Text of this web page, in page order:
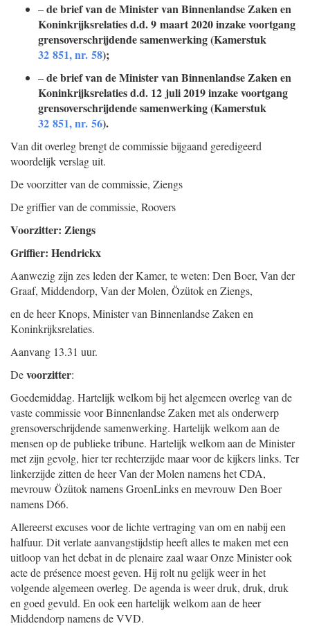
–de brief van de Minister van Binnenlandse Zaken en
Koninkrijksrelaties d.d. 9 maart 2020 inzake voortgang
grensoverschrijdende samenwerking (Kamerstuk
32 851, nr. 58);
–de brief van de Minister van Binnenlandse Zaken en
Koninkrijksrelaties d.d. 12 juli 2019 inzake voortgang
grensoverschrijdende samenwerking (Kamerstuk
32 851, nr. 56).
Van dit overleg brengt de commissie bijgaand geredigeerd
woordelijk verslag uit.
De voorzitter van de commissie, Ziengs
De griffier van de commissie, Roovers
Voorzitter: Ziengs
Griffier: Hendrickx
Aanwezig zijn zes leden der Kamer, te weten: Den Boer, Van der
Graaf, Middendorp, Van der Molen, Özütok en Ziengs,
en de heer Knops, Minister van Binnenlandse Zaken en
Koninkrijksrelaties.
Aanvang 13.31 uur.
Devoorzitter:
Goedemiddag. Hartelijk welkom bij het algemeen overleg van de
vaste commissie voor Binnenlandse Zaken met als onderwerp
grensoverschrijdende samenwerking. Hartelijk welkom aan de
mensen op de publieke tribune. Hartelijk welkom aan de Minister
met zijn gevolg, hier ter rechterzijde maar voor de kijkers links. Ter
linkerzijde zitten de heer Van der Molen namens het CDA,
mevrouw Özütok namens GroenLinks en mevrouw Den Boer
namens D66.
Allereerst excuses voor de lichte vertraging van om en nabij een
halfuur. Dit verlate aanvangstijdstip heeft alles te maken met een
uitloop van het debat in de plenaire zaal waar Onze Minister ook
acte de présence moest geven. Hij rolt nu gelijk weer in het
volgende algemeen overleg. De agenda is weer druk, druk, druk
en goed gevuld. En ook een hartelijk welkom aan de heer
Middendorp namens de VVD.